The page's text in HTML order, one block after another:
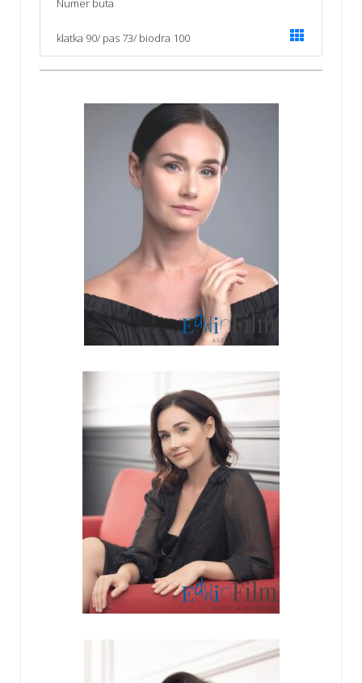
Numer buta
klatka 90/ pas 73/ biodra 100